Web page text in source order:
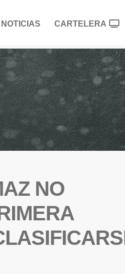
NOTICIAS CARTELERA
NO